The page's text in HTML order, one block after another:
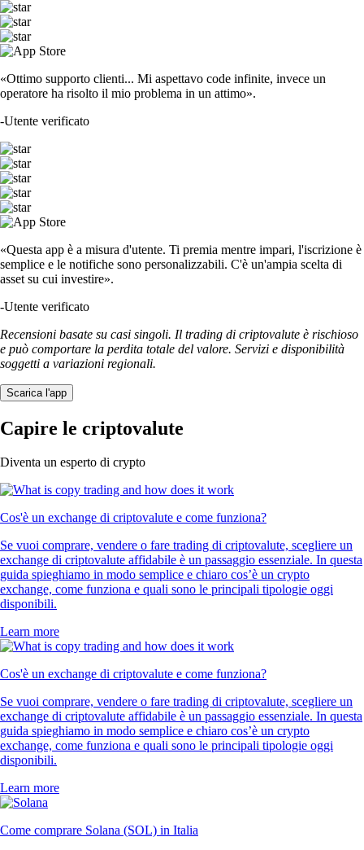
«Ottimo supporto clienti... Mi aspettavo code infinite, invece un
operatore ha risolto il mio problema in un attimo».
-Utente verificato
«Questa app è a misura d'utente. Ti premia mentre impari, l'iscrizione è
semplice e le notifiche sono personalizzabili. C'è un'ampia scelta di
asset su cui investire».
-Utente verificato
Recensioni basate su casi singoli. Il trading di criptovalute è rischioso
e può comportare la perdita totale del valore. Servizi e disponibilità
soggetti a variazioni regionali.
Scarica l'app
Capire le criptovalute
Diventa un esperto di crypto
Cos'è un exchange di criptovalute e come funziona?
Se vuoi comprare, vendere o fare trading di criptovalute, scegliere un
exchange di criptovalute affidabile è un passaggio essenziale. In questa
guida spieghiamo in modo semplice e chiaro cos’è un crypto
exchange, come funziona e quali sono le principali tipologie oggi
disponibili.
Learn more
Cos'è un exchange di criptovalute e come funziona?
Se vuoi comprare, vendere o fare trading di criptovalute, scegliere un
exchange di criptovalute affidabile è un passaggio essenziale. In questa
guida spieghiamo in modo semplice e chiaro cos’è un crypto
exchange, come funziona e quali sono le principali tipologie oggi
disponibili.
Learn more
Come comprare Solana (SOL) in Italia